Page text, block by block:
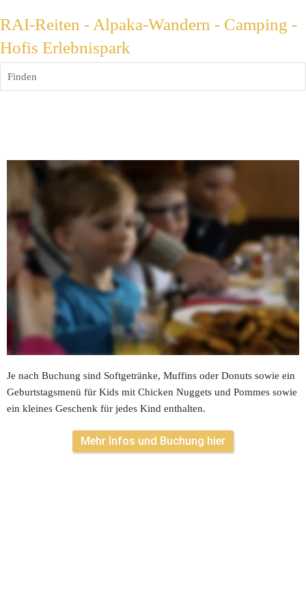
RAI-Reiten - Alpaka-Wandern - Camping -
Hofis Erlebnispark
Finden
Kindergeburtstag
Feiere Deinen Geburtstag mit Deinen Freunden und tierischen
Gästen: Unsere gelassenen Pferde oder die niedlichen Alpakas
warten auf Euch!
Ein schön gedeckter Geburtstagstisch
Erkunden des Stalls und Kennenlernen unserer Pferde oder
Alpakas
Füttern der Pferde oder Alpakas
Reiten auf unseren Pferden oder Spaziergang mit unseren
Alpakas
Je nach Buchung sind Softgetränke, Muffins oder Donuts sowie ein
Geburtstagsmenü für Kids mit Chicken Nuggets und Pommes sowie
ein kleines Geschenk für jedes Kind enthalten.
Mehr Infos und Buchung hier